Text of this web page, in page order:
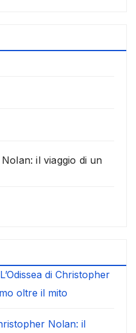
Nolan: il viaggio di un
L’Odissea di Christopher
oltre il mito
Nolan: il